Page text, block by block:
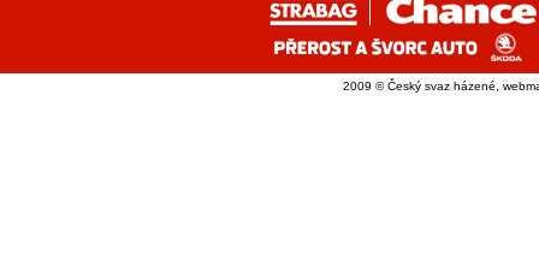
2009 © Český svaz házené,